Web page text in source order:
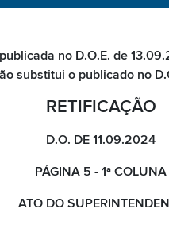
no D.O.E. de
substitui o publicado no
RETIFICAÇÃO
D.O. DE 11.09.2024
PÁGINA 5 - 1ª COLUNA
ATO DO